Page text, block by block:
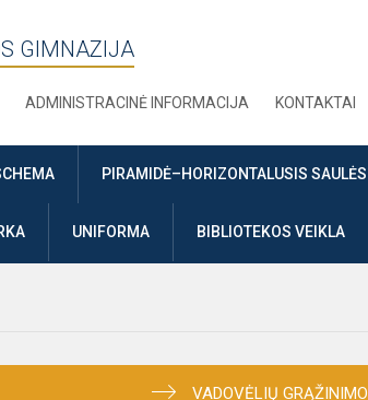
GIMNAZIJA
ADMINISTRACINĖ INFORMACIJA KONTAKTAI
PIRAMIDĖ–HORIZONTALUSIS
UNIFORMA BIBLIOTEKOS VEIKLA
VADOVĖLIŲ